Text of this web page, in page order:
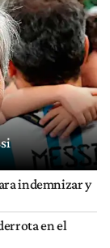
indemnizar y
en el